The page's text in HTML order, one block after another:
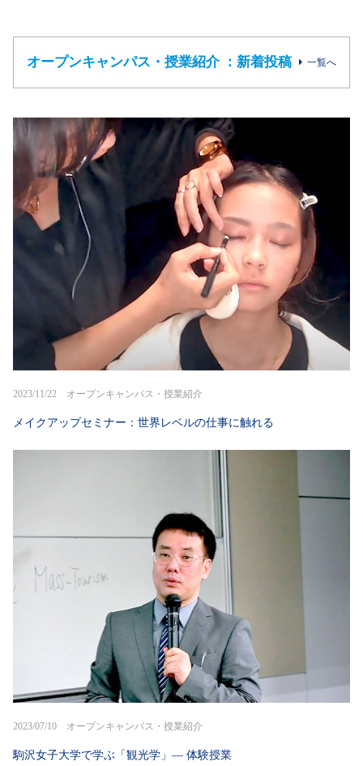
オープンキャンパス・授業紹介 ：新着投稿 一覧へ
2023/11/22 オープンキャンパス・授業紹介
メイクアップセミナー：世界レベルの仕事に触れる
2023/07/10 オープンキャンパス・授業紹介
駒沢女子大学で学ぶ「観光学」― 体験授業